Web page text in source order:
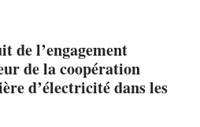
de l’engagement
de la coopération
d’électricité dans les